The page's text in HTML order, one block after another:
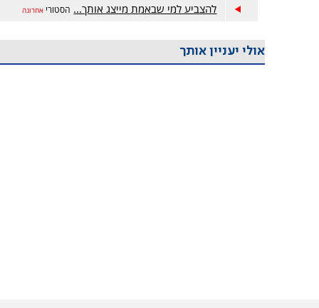
להצביע למי שבאמת מייצג אותך... הסטורי אחרונה
אולי יעניין אותך